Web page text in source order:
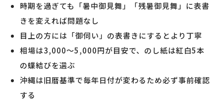
時期を過ぎても「暑中御見舞」「残暑御見舞」に表書
きを変えれば問題なし
目上の方には「御伺い」の表書きにするとより丁寧
相場は3,000〜5,000円が目安で、のし紙は紅白5本
の蝶結びを選ぶ
沖縄は旧暦基準で毎年日付が変わるため必ず事前確認
する